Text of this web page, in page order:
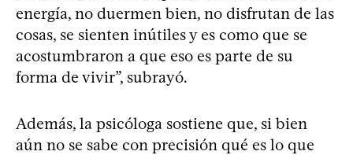
energía, no duermen bien, no disfrutan de las
cosas, se sienten inútiles y es como que se
acostumbraron a que eso es parte de su
forma de vivir”, subrayó.
Además, la psicóloga sostiene que, si bien
aún no se sabe con precisión qué es lo que